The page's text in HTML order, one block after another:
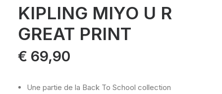
KIPLING MIYO U R
GREAT PRINT
€ 69,90
Une partie de la Back To School collection